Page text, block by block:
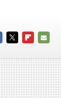
MAIL